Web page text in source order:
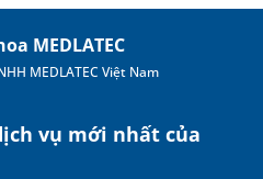
MEDLATEC
MEDLATEC Việt Nam
vụ mới nhất của